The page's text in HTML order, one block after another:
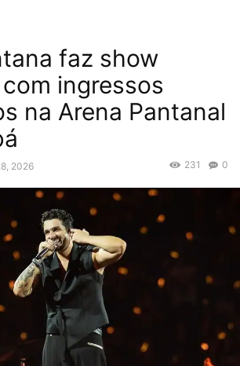
faz show
ingressos
na Arena Pantanal
2026 0
231